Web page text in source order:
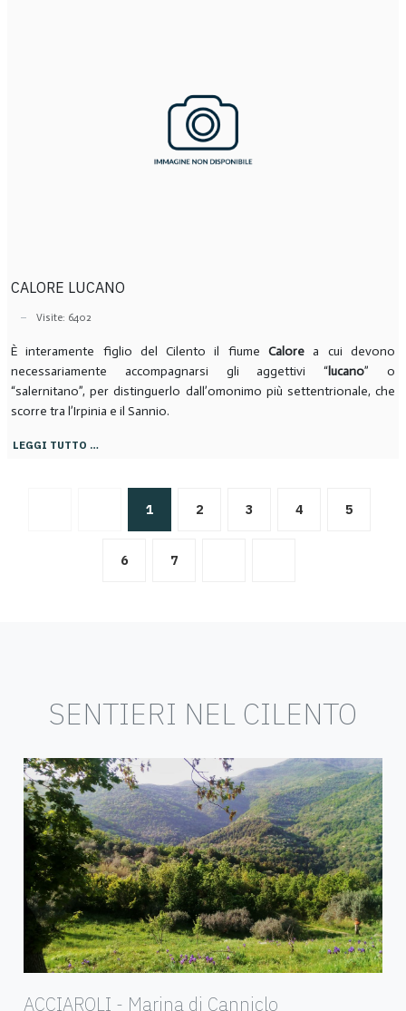
CALORE LUCANO
Visite: 6402
È interamente figlio del Cilento il fiumeCalore a cui devono
necessariamente accompagnarsi gli aggettivi “lucano” o
“salernitano”, per distinguerlo dall’omonimo più settentrionale, che
scorre tra l’Irpinia e il Sannio.
LEGGI TUTTO …
1 2 3 4 5
6 7
SENTIERI NEL CILENTO
ACCIAROLI - Marina di Canniclo